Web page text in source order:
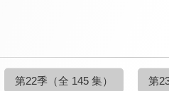
第22季 （全 145 集） 第